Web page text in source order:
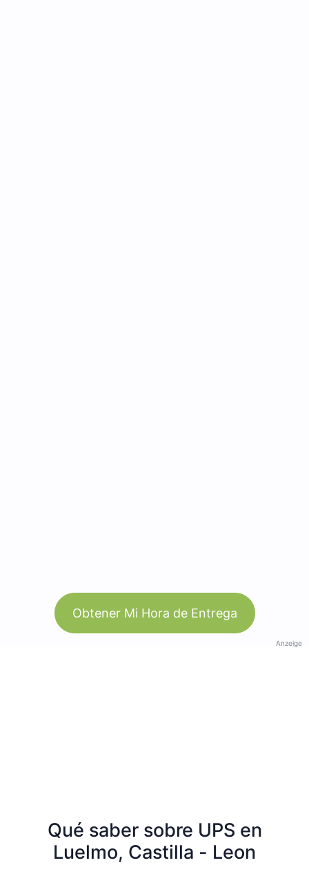
Obtener Mi Hora de Entrega
Anzeige
Qué saber sobre UPS en
Luelmo, Castilla - Leon